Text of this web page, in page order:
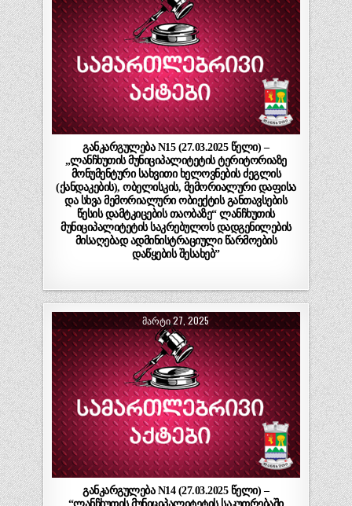
განკარგულება N15 (27.03.2025 წელი) –
„ლანჩხუთის მუნიციპალიტეტის ტერიტორიაზე
მონუმენტური სახვითი ხელოვნების ძეგლის
(ქანდაკების), ობელისკის, მემორიალური დაფისა
და სხვა მემორიალური ობიექტის განთავსების
წესის დამტკიცების თაობაზე“ ლანჩხუთის
მუნიციპალიტეტის საკრებულოს დადგენილების
მისაღებად ადმინისტრაციული წარმოების
დაწყების შესახებ”
ᲛᲐᲠᲢᲘ 27, 2025
განკარგულება N14 (27.03.2025 წელი) –